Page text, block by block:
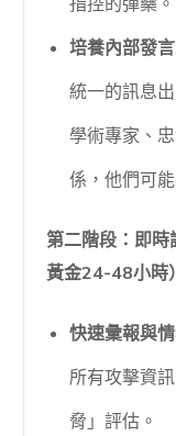
培養內部發
統一的訊息
學術專家、
係，他們可
第二階段：即
黃金24-48小時）
快速彙報與
所有攻擊資
脅」評估。